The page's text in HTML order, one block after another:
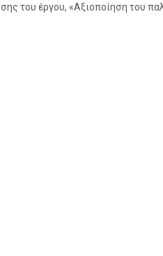
του έργου, «Αξιοποίηση του